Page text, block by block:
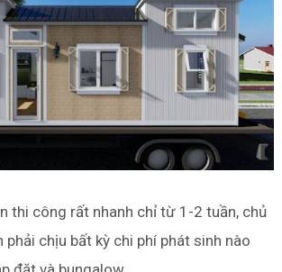
thi công rất nhanh chỉ từ 1-2 tuần, chủ
chịu bất kỳ chi phí phát sinh nào